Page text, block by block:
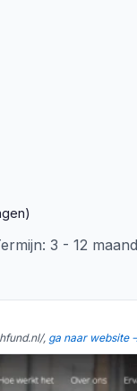
3 - 12
, ga naar website